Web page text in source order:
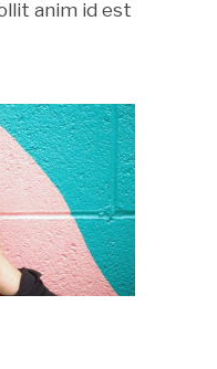
anim id est